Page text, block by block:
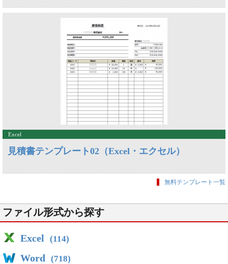
Excel
見積書テンプレート02（Excel・エクセル）
無料テンプレート一覧
ファイル形式から探す
Excel (114)
Word (718)